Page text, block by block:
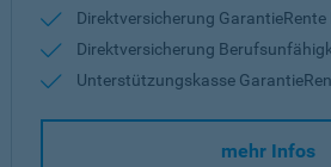
Direktversicherung GarantieRente
Direktversicherung
Unterstützungskasse
mehr Infos